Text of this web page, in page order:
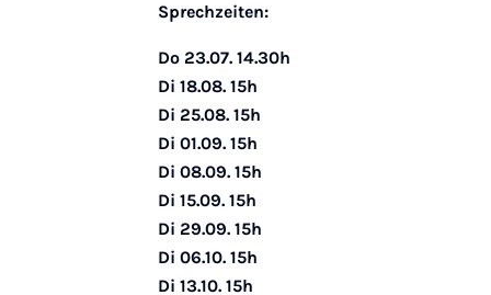
Sprechzeiten:
Do 23.07. 14.30h
Di 18.08. 15h
Di 25.08. 15h
Di 01.09. 15h
Di 08.09. 15h
Di 15.09. 15h
Di 29.09. 15h
Di 06.10. 15h
Di 13.10. 15h